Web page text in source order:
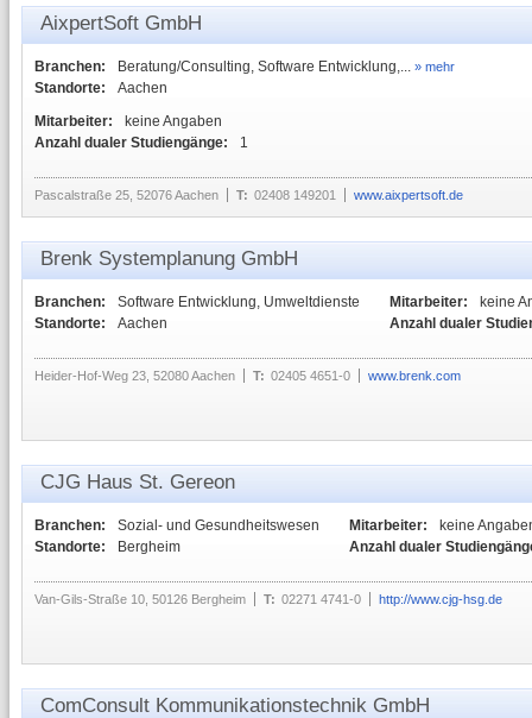
AixpertSoft GmbH
Branchen: Beratung/Consulting, Software Entwicklung,... » mehr
Standorte:
Aachen
Mitarbeiter:
keine Angaben
Anzahl dualer Studiengänge:
1
Pascalstraße 25, 52076 Aachen T: 02408 149201 www.aixpertsoft.de
Brenk Systemplanung GmbH
Branchen:
Software Entwicklung, Umweltdienste
Standorte:
Aachen
Mitarbeiter:
keine
Anzahl dualer
Heider-Hof-Weg 23, 52080 Aachen T: 02405 4651-0 www.brenk.com
CJG Haus St. Gereon
Branchen:
Sozial- und Gesundheitswesen
Standorte:
Bergheim
Mitarbeiter:
keine
Anzahl dualer
Van-Gils-Straße 10, 50126 Bergheim T: 02271 4741-0 http://www.cjg-hsg.de
ComConsult Kommunikationstechnik GmbH